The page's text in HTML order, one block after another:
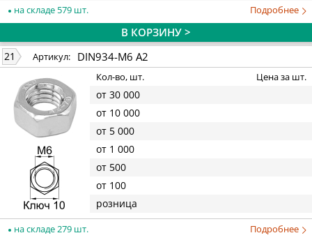
на складе 579 шт. Подробнее
В КОРЗИНУ >
21 Артикул: DIN934-M6 A2
Кол-во, шт. Цена за шт.
от 30 000
от 10 000
от 5 000
от 1 000
от 500
от 100
розница
на складе 279 шт. Подробнее